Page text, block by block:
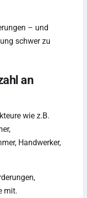
– und
schwer zu
an
wie z.B.
Handwerker,
mit.